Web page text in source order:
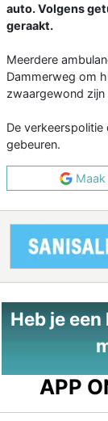
auto. Volgens
geraakt.
Meerdere
Dammerweg om
zwaargewond
De
gebeuren.
Maak
Heb je
APP